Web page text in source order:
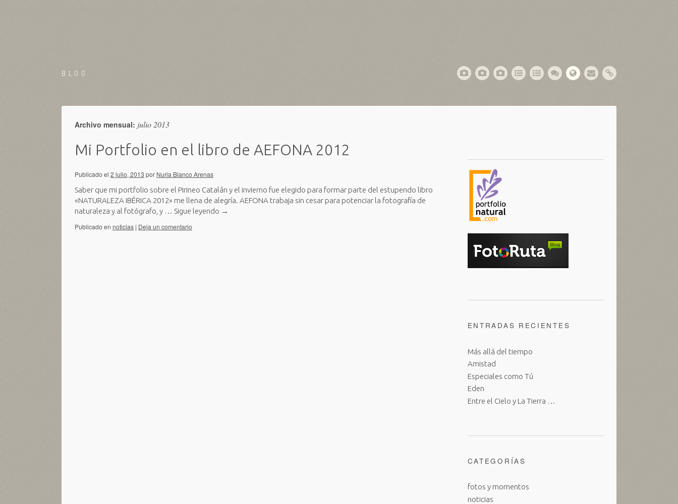
BLOG
Archivo mensual: julio 2013
Mi Portfolio en el libro de AEFONA 2012
Publicado el 2 julio, 2013 por Nuria Blanco Arenas
Saber que mi portfolio sobre el Pirineo Catalán y el invierno fue elegido para formar parte del estupendo libro
«NATURALEZA IBÉRICA 2012» me llena de alegría. AEFONA trabaja sin cesar para potenciar la fotografía de
naturaleza y al fotógrafo, y … Sigue leyendo →
Publicado en noticias | Deja un comentario
ENTRADAS RECIENTES
Más allá del tiempo
Amistad
Especiales como Tú
Eden
Entre el Cielo y La Tierra …
CATEGORÍAS
fotos y momentos
noticias